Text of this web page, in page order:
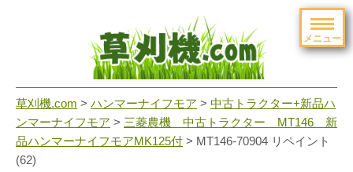
メニュー
草刈機.com > ハンマーナイフモア > 中古トラクター+新品ハ
ンマーナイフモア > 三菱農機 中古トラクター MT146 新
品ハンマーナイフモアMK125付 > MT146-70904 リペイント
(62)